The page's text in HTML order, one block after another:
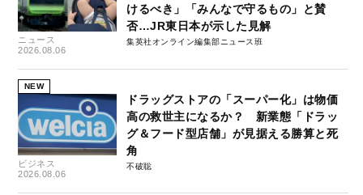
ニュース
2026.08.06
けるべき」「みんなで守るもの」と賛
否…JR東日本が示した見解
集英社オンライン編集部ニュース班
NEW
ビジネス
2026.08.06
ドラッグストアの「スーパー化」は物価
高の救世主になるか？ 新業態「ドラッ
グ＆フード型店舗」が見据える勝算と死
角
不破聡